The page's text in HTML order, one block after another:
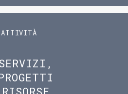
ATTIVITÀ